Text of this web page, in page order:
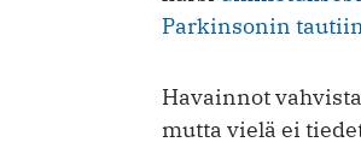
Parkinsonin
Havainnot
mutta vielä ei